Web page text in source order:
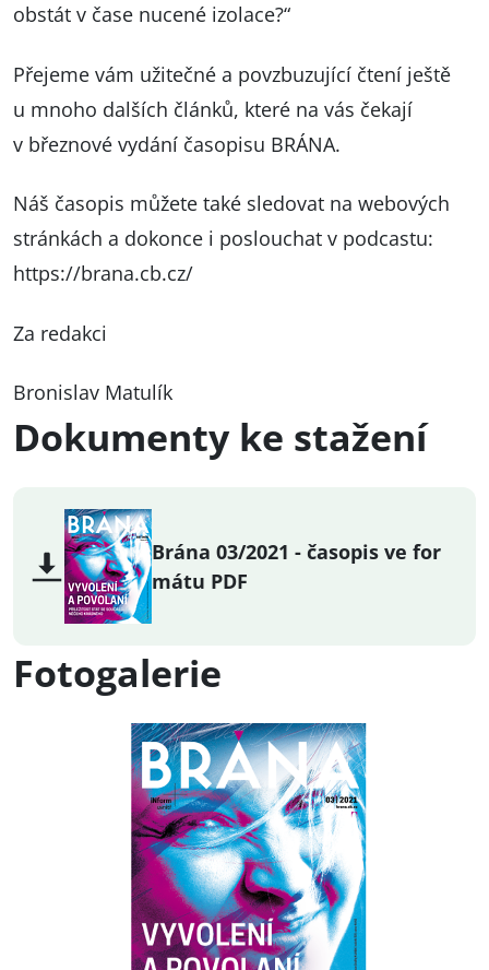
obstát v čase nucené izolace?“
Přejeme vám užitečné a povzbuzující čtení ještě
u mnoho dalších článků, které na vás čekají
v březnové vydání časopisu BRÁNA.
Náš časopis můžete také sledovat na webových
stránkách a dokonce i poslouchat v podcastu:
https://brana.cb.cz/
Za redakci
Bronislav Matulík
Dokumenty ke stažení
Brána 03/2021 - časopis ve for
mátu PDF
Fotogalerie